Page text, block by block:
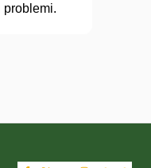
problemi.